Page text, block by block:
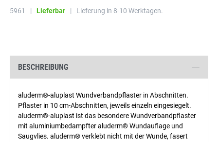
5961 | Lieferbar | Lieferung in 8-10 Werktagen.
BESCHREIBUNG
aluderm®-aluplast Wundverbandpflaster in Abschnitten.
Pflaster in 10 cm-Abschnitten, jeweils einzeln eingesiegelt.
aluderm®-aluplast ist das besondere Wundverbandpflaster
mit aluminiumbedampfter aluderm® Wundauflage und
Saugvlies. aluderm® verklebt nicht mit der Wunde, fasert